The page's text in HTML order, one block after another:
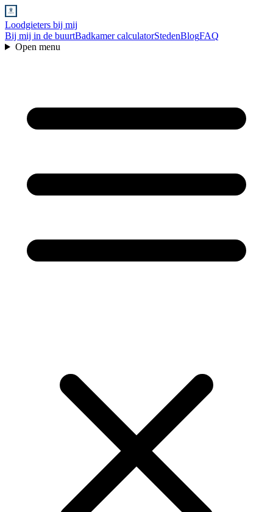
Loodgieters bij mij
Bij mij in de buurtBadkamer calculatorStedenBlogFAQ
Open menu